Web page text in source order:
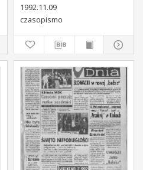
1992.11.09
czasopismo